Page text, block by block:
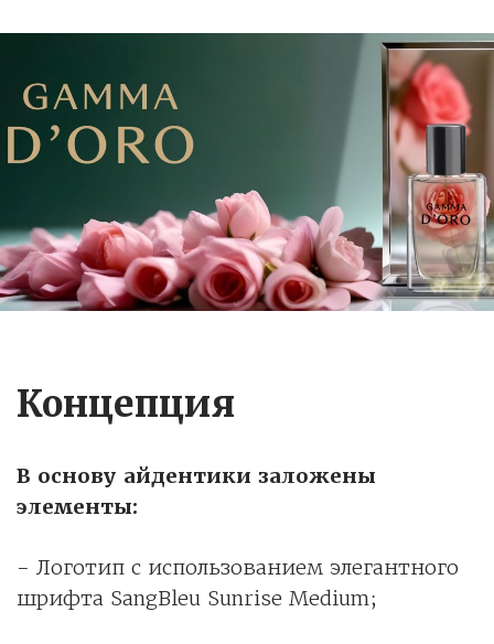
Концепция
В основу айдентики заложены
элементы:
- Логотип с использованием элегантного
шрифта SangBleu Sunrise Medium;